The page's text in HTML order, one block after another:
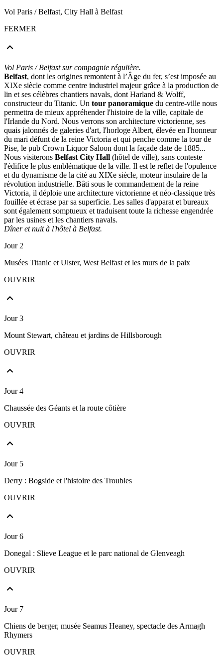
Vol Paris / Belfast, City Hall à Belfast
FERMER
Vol Paris / Belfast sur compagnie régulière.
Belfast, dont les origines remontent à l’Âge du fer, s’est imposée au
XIXe siècle comme centre industriel majeur grâce à la production de
lin et ses célèbres chantiers navals, dont Harland & Wolff,
constructeur du Titanic. Un tour panoramique du centre-ville nous
permettra de mieux appréhender l'histoire de la ville, capitale de
l'Irlande du Nord. Nous verrons son architecture victorienne, ses
quais jalonnés de galeries d'art, l'horloge Albert, élevée en l'honneur
du mari défunt de la reine Victoria et qui penche comme la tour de
Pise, le pub Crown Liquor Saloon dont la façade date de 1885...
Nous visiterons Belfast City Hall (hôtel de ville), sans conteste
l'édifice le plus emblématique de la ville. Il est le reflet de l'opulence
et du dynamisme de la cité au XIXe siècle, moteur insulaire de la
révolution industrielle. Bâti sous le commandement de la reine
Victoria, il déploie une architecture victorienne et néo-classique très
fouillée et écrase par sa superficie. Les salles d'apparat et bureaux
sont également somptueux et traduisent toute la richesse engendrée
par les usines et les chantiers navals.
Dîner et nuit à l'hôtel à Belfast.
Jour 2
Musées Titanic et Ulster, West Belfast et les murs de la paix
OUVRIR
Jour 3
Mount Stewart, château et jardins de Hillsborough
OUVRIR
Jour 4
Chaussée des Géants et la route côtière
OUVRIR
Jour 5
Derry : Bogside et l'histoire des Troubles
OUVRIR
Jour 6
Donegal : Slieve League et le parc national de Glenveagh
OUVRIR
Jour 7
Chiens de berger, musée Seamus Heaney, spectacle des Armagh
Rhymers
OUVRIR